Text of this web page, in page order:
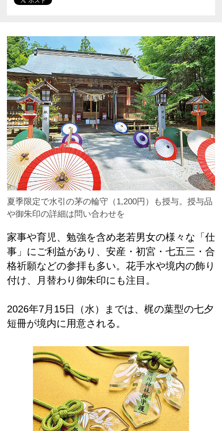
夏季限定で水引の茅の輪守（1,200円）も授与。授与品
や御朱印の詳細は問い合わせを
家事や育児、勉強を含め老若男女の様々な「仕
事」にご利益があり、安産・初宮・七五三・合
格祈願などの参拝も多い。花手水や境内の飾り
付け、月替わり御朱印にも注目。
2026年7月15日（水）までは、梶の葉型の七夕
短冊が境内に用意される。